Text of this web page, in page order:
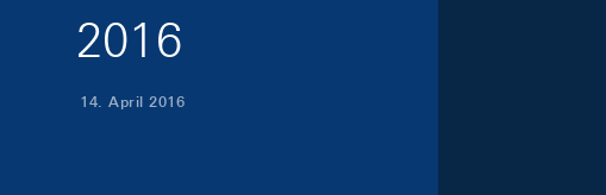
2016
14. April 2016